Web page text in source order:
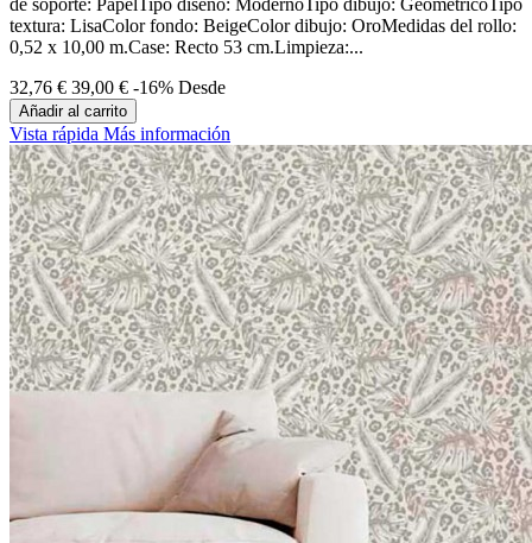
de soporte: PapelTipo diseño: ModernoTipo dibujo: GeométricoTipo
textura: LisaColor fondo: BeigeColor dibujo: OroMedidas del rollo:
0,52 x 10,00 m.Case: Recto 53 cm.Limpieza:...
32,76 € 39,00 € -16% Desde
Añadir al carrito
Vista rápida Más información